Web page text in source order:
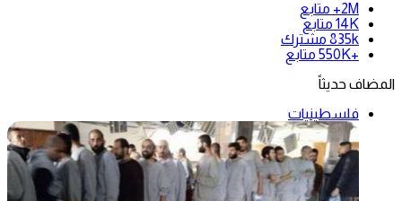
2M+
متابع
14K متابع
835k مشترك
+550K
متابع
المضاف حديثاً
فلسطينيات